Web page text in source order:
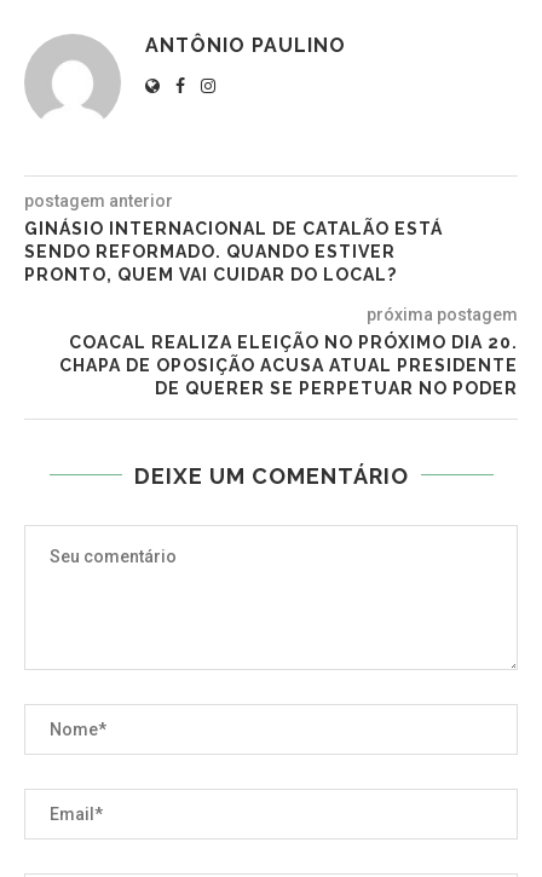
ANTÔNIO PAULINO
postagem anterior
GINÁSIO INTERNACIONAL DE CATALÃO ESTÁ
SENDO REFORMADO. QUANDO ESTIVER
PRONTO, QUEM VAI CUIDAR DO LOCAL?
próxima postagem
COACAL REALIZA ELEIÇÃO NO PRÓXIMO DIA 20.
CHAPA DE OPOSIÇÃO ACUSA ATUAL PRESIDENTE
DE QUERER SE PERPETUAR NO PODER
DEIXE UM COMENTÁRIO